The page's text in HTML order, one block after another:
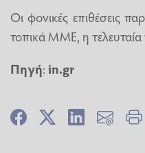
Οι φονικές επιθέσεις
τοπικά ΜΜΕ, η τελευταία
Πηγή:in.gr